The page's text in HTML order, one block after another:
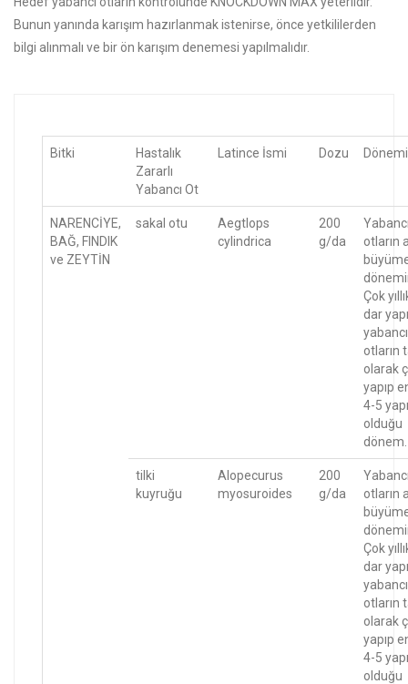
Bunun yanında karışım hazırlanmak istenirse, önce yetkililerden
bilgi alınmalı ve bir ön karışım denemesi yapılmalıdır.
Bitki
Hastalık
Zararlı
Yabancı Ot
Latince İsmi Dozu Dönemi
NARENCİYE,
BAĞ, FINDIK
ve ZEYTİN
sakal otu
Aegtlops
cylindrica
200
g/da
otların
Çok
dar
yabancı
otların
olarak
yapıp
4-5
olduğu
dönem.
tilki
kuyruğu
Alopecurus
myosuroides
200
g/da
otların
Çok
dar
yabancı
otların
olarak
yapıp
4-5
olduğu